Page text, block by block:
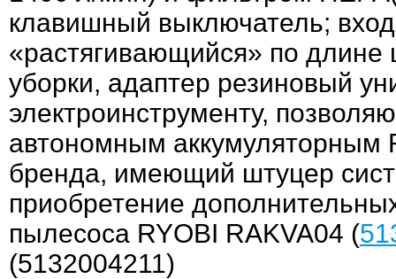
клавишный выключатель;
«растягивающийся» по
уборки, адаптер резиновый
электроинструменту,
автономным аккумуляторным
бренда, имеющий штуцер
приобретение
пылесоса RYOBI RAKVA04 (
(5132004211)